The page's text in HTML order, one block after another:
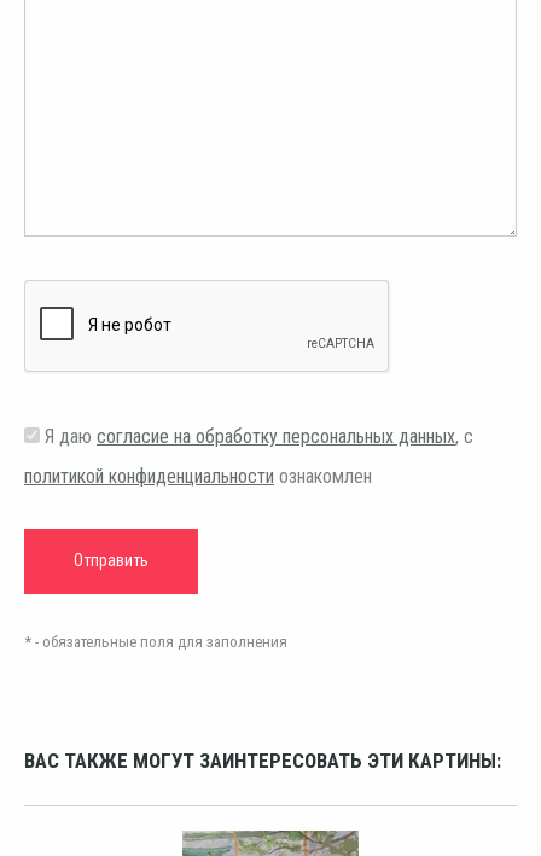
Я даю согласие на обработку персональных данных, с
политикой конфиденциальности ознакомлен
* - обязательные поля для заполнения
ВАС ТАКЖЕ МОГУТ ЗАИНТЕРЕСОВАТЬ ЭТИ КАРТИНЫ: